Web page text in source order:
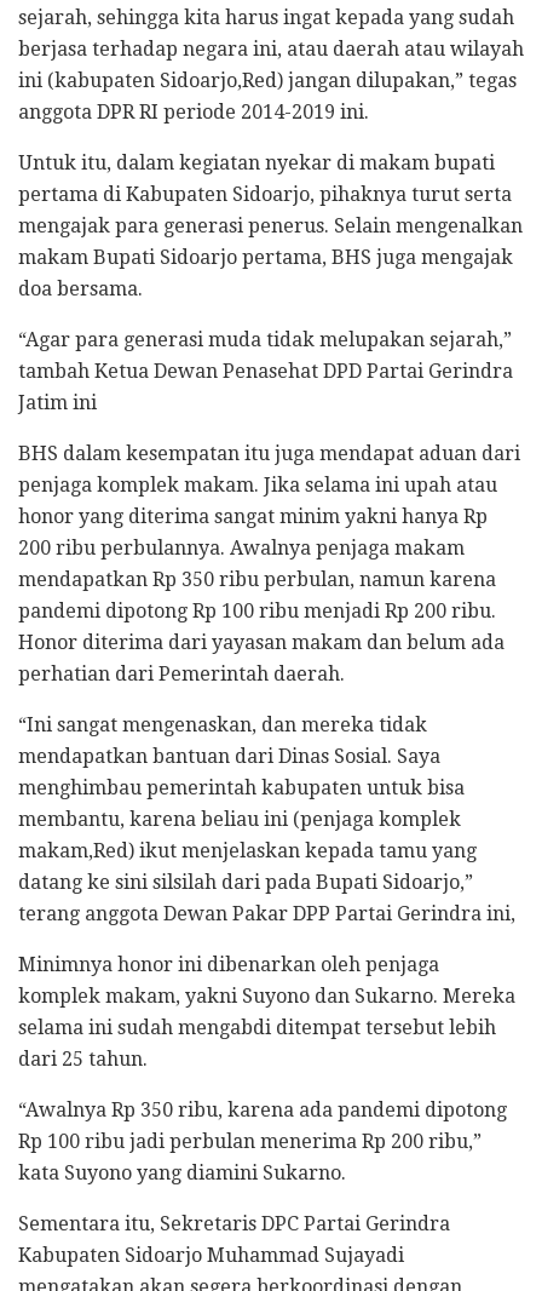
sejarah, sehingga kita harus ingat kepada yang sudah
berjasa terhadap negara ini, atau daerah atau wilayah
ini (kabupaten Sidoarjo,Red) jangan dilupakan,” tegas
anggota DPR RI periode 2014-2019 ini.
Untuk itu, dalam kegiatan nyekar di makam bupati
pertama di Kabupaten Sidoarjo, pihaknya turut serta
mengajak para generasi penerus. Selain mengenalkan
makam Bupati Sidoarjo pertama, BHS juga mengajak
doa bersama.
“Agar para generasi muda tidak melupakan sejarah,”
tambah Ketua Dewan Penasehat DPD Partai Gerindra
Jatim ini
BHS dalam kesempatan itu juga mendapat aduan dari
penjaga komplek makam. Jika selama ini upah atau
honor yang diterima sangat minim yakni hanya Rp
200 ribu perbulannya. Awalnya penjaga makam
mendapatkan Rp 350 ribu perbulan, namun karena
pandemi dipotong Rp 100 ribu menjadi Rp 200 ribu.
Honor diterima dari yayasan makam dan belum ada
perhatian dari Pemerintah daerah.
“Ini sangat mengenaskan, dan mereka tidak
mendapatkan bantuan dari Dinas Sosial. Saya
menghimbau pemerintah kabupaten untuk bisa
membantu, karena beliau ini (penjaga komplek
makam,Red) ikut menjelaskan kepada tamu yang
datang ke sini silsilah dari pada Bupati Sidoarjo,”
terang anggota Dewan Pakar DPP Partai Gerindra ini,
Minimnya honor ini dibenarkan oleh penjaga
komplek makam, yakni Suyono dan Sukarno. Mereka
selama ini sudah mengabdi ditempat tersebut lebih
dari 25 tahun.
“Awalnya Rp 350 ribu, karena ada pandemi dipotong
Rp 100 ribu jadi perbulan menerima Rp 200 ribu,”
kata Suyono yang diamini Sukarno.
Sementara itu, Sekretaris DPC Partai Gerindra
Kabupaten Sidoarjo Muhammad Sujayadi